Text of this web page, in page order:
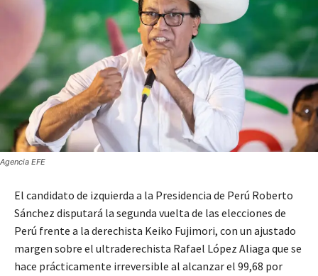
Agencia EFE
El candidato de izquierda a la Presidencia de Perú Roberto
Sánchez disputará la segunda vuelta de las elecciones de
Perú frente a la derechista Keiko Fujimori, con un ajustado
margen sobre el ultraderechista Rafael López Aliaga que se
hace prácticamente irreversible al alcanzar el 99,68 por